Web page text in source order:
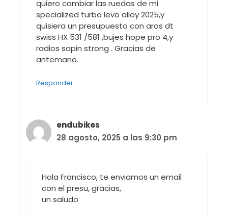
quiero cambiar las ruedas de mi
specialized turbo levo alloy 2025,y
quisiera un presupuesto con aros dt
swiss HX 531 /581 ,bujes hope pro 4,y
radios sapin strong . Gracias de
antemano.
Responder
endubikes
28 agosto, 2025 a las 9:30 pm
Hola Francisco, te enviamos un email
con el presu, gracias,
un saludo